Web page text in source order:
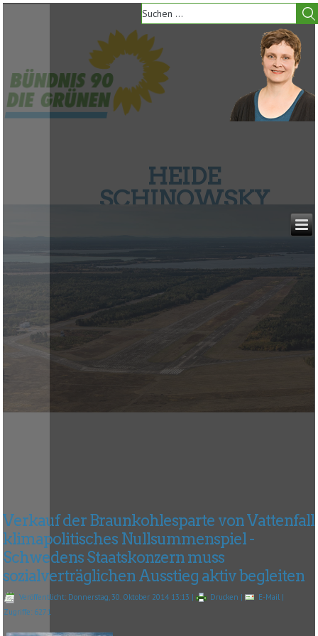
HEIDE
SCHINOWSKY
Verkauf der Braunkohlesparte von Vattenfall
klimapolitisches Nullsummenspiel -
Schwedens Staatskonzern muss
sozialverträglichen Ausstieg aktiv begleiten
Veröffentlicht: Donnerstag, 30. Oktober 2014 13:13 | Drucken | E-Mail |
Zugriffe: 6271